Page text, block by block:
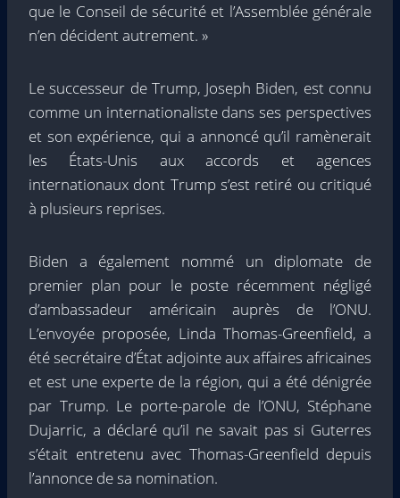
que le Conseil de sécurité et l’Assemblée générale
n’en décident autrement. »
Le successeur de Trump, Joseph Biden, est connu
comme un internationaliste dans ses perspectives
et son expérience, qui a annoncé qu’il ramènerait
les États-Unis aux accords et agences
internationaux dont Trump s’est retiré ou critiqué
à plusieurs reprises.
Biden a également nommé un diplomate de
premier plan pour le poste récemment négligé
d’ambassadeur américain auprès de l’ONU.
L’envoyée proposée, Linda Thomas-Greenfield, a
été secrétaire d’État adjointe aux affaires africaines
et est une experte de la région, qui a été dénigrée
par Trump. Le porte-parole de l’ONU, Stéphane
Dujarric, a déclaré qu’il ne savait pas si Guterres
s’était entretenu avec Thomas-Greenfield depuis
l’annonce de sa nomination.